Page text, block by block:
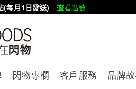
(每月1日發送) 查看點數
閃物專欄 客戶服務 品牌